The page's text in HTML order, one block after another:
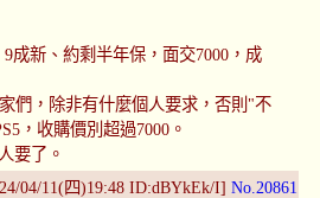
成新、約剩半年保，面交7000，成
們，除非有什麼個人要求，否則"不
，收購價別超過7000。
要了。
04/11(四)19:48 ID:dBYkEk/I] No.20861